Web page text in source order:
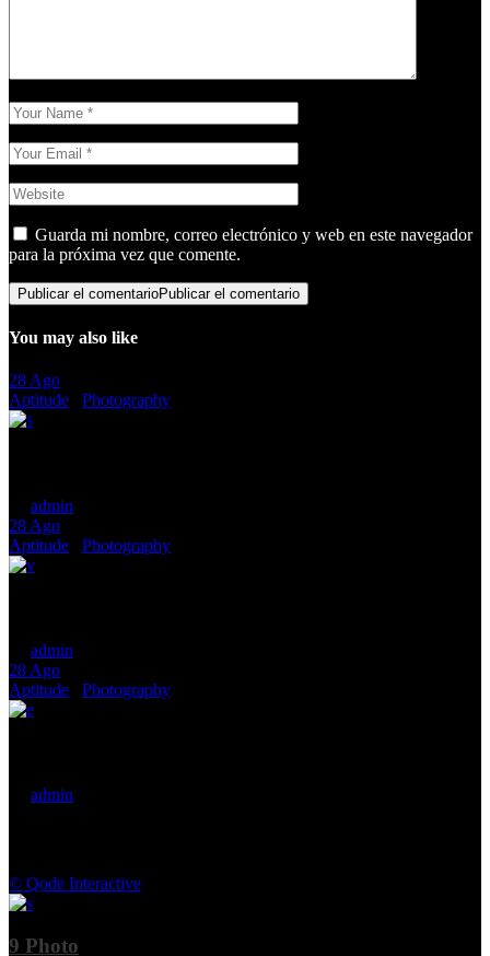
Guarda mi nombre, correo electrónico y web en este navegador
para la próxima vez que comente.
Publicar el comentarioPublicar el comentario
You may also like
28 Ago
Aptitude
Photography
admin
28 Ago
Aptitude
Photography
admin
28 Ago
Aptitude
Photography
admin
© Qode Interactive
9 Photo